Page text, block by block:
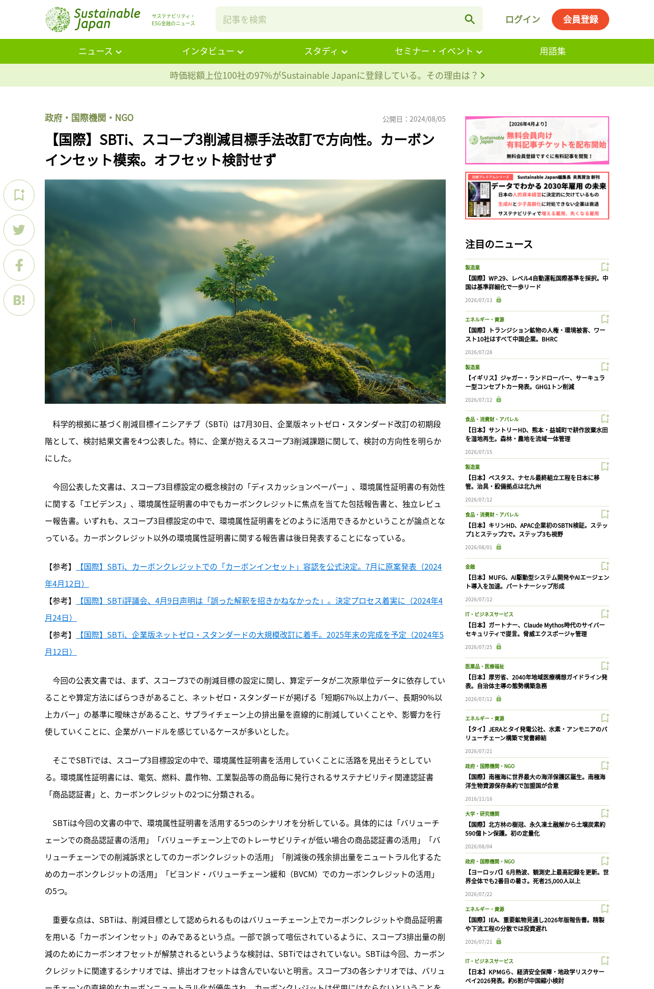
サステナビリティ・
ESG金融のニュース
ログイン 会員登録
ニュース インタビュー スタディ セミナー・イベント
用語集
時価総額上位100社の97%がSustainable Japanに登録している。その理由は？
政府・国際機関・NGO 公開日：2024/08/05
【国際】SBTi、スコープ3削減目標手法改訂で方向性。カーボン
インセット模索。オフセット検討せず
科学的根拠に基づく削減目標イニシアチブ（SBTi）は7月30日、企業版ネットゼロ・スタンダード改訂の初期段
階として、検討結果文書を4つ公表した。特に、企業が抱えるスコープ3削減課題に関して、検討の方向性を明らか
にした。
今回公表した文書は、 スコープ3目標設定の概念検討の「ディスカッションペーパー」、環境属性証明書の有効性
に関する「エビデンス」、環境属性証明書の中でもカーボンクレジットに焦点を当てた包括報告書と、独立レビュ
ー報告書。いずれも、スコープ3目標設定の中で、環境属性証明書をどのように活用できるかということが論点とな
っている。カーボンクレジット以外の環境属性証明書に関する報告書は後日発表することになっている。
【参考】
【国際】SBTi、カーボンクレジットでの「カーボンインセット」容認を公式決定。7月に原案発表（2024
年4月12日）
【参考】
【国際】SBTi評議会、4月9日声明は「誤った解釈を招きかねなかった」。決定プロセス着実に（2024年4
月24日）
【参考】
【国際】SBTi、企業版ネットゼロ・スタンダードの大規模改訂に着手。2025年末の完成を予定（2024年5
月12日）
今回の公表文書では、まず、スコープ3での削減目標の設定に関し、算定データが二次原単位データに依存してい
ることや算定方法にばらつきがあること、ネットゼロ・スタンダードが掲げる「短期67%以上カバー、長期90%以
上カバー」の基準に曖昧さがあること、サプライチェーン上の排出量を直線的に削減していくことや、影響力を行
使していくことに、企業がハードルを感じているケースが多いとした。
そこでSBTiでは、スコープ3目標設定の中で、環境属性証明書を活用していくことに活路を見出そうとしてい
る。環境属性証明書には、電気、燃料、農作物、工業製品等の商品毎に発行されるサステナビリティ関連認証書
「商品認証書」と、カーボンクレジットの2つに分類される。
SBTiは今回の文書の中で、環境属性証明書を活用する5つのシナリオを分析している。具体的には「バリューチ
ェーンでの商品認証書の活用」「バリューチェーン上でのトレーサビリティが低い場合の商品認証書の活用」「バ
リューチェーンでの削減訴求としてのカーボンクレジットの活用」「削減後の残余排出量をニュートラル化するた
めのカーボンクレジットの活用」「ビヨンド・バリューチェーン緩和（BVCM）でのカーボンクレジットの活用」
の5つ。
重要な点は、SBTiは、削減目標として認められるものはバリューチェーン上でカーボンクレジットや商品証明書
を用いる「カーボンインセット」のみであるという点。一部で誤って喧伝されているように、スコープ3排出量の削
減のためにカーボンオフセットが解禁されるというような検討は、SBTiではされていない。SBTiは今回、カーボン
クレジットに関連するシナリオでは、排出オフセットは含んでいないと明言。スコープ3の各シナリオでは、バリュ
注目のニュース
製造業
【国際】WP.29、レベル4自動運転国際基準を採択。中
国は基準詳細化で一歩リード
2026/07/13
エネルギー・資源
【国際】トランジション鉱物の人権・環境被害、ワー
スト10社はすべて中国企業。BHRC
2026/07/28
製造業
【イギリス】ジャガー・ランドローバー、サーキュラ
ー型コンセプトカー発表。GHG1トン削減
2026/07/12
食品・消費財・アパレル
【日本】サントリーHD、熊本・益城町で耕作放棄水田
を湿地再生。森林・農地を流域一体管理
2026/07/15
製造業
【日本】ベスタス、ナセル最終組立工程を日本に移
管。治具・設備拠点は北九州
2026/07/12
食品・消費財・アパレル
【日本】キリンHD、APAC企業初のSBTN検証。ステッ
プ1とステップ2で。ステップ3も視野
2026/08/01
金融
【日本】MUFG、AI駆動型システム開発やAIエージェン
ト導入を加速。パートナーシップ形成
2026/07/12
IT・ビジネスサービス
【日本】ガートナー、Claude Mythos時代のサイバー
セキュリティで提言。脅威エクスポージャ管理
2026/07/25
医薬品・医療福祉
【日本】厚労省、2040年地域医療構想ガイドライン発
表。自治体主導の態勢構築急務
2026/07/12
エネルギー・資源
【タイ】JERAとタイ発電公社、水素・アンモニアのバ
リューチェーン構築で覚書締結
2026/07/21
政府・国際機関・NGO
【国際】南極海に世界最大の海洋保護区誕生。南極海
洋生物資源保存条約で加盟国が合意
2016/11/16
大学・研究機関
【国際】北方林の樹冠、永久凍土融解から土壌炭素約
590億トン保護。初の定量化
2026/08/04
政府・国際機関・NGO
【ヨーロッパ】6月熱波、観測史上最高記録を更新。世
界全体でも2番目の暑さ。死者25,000人以上
2026/07/22
エネルギー・資源
【国際】IEA、重要鉱物見通し2026年版報告書。精製
や下流工程の分散では投資遅れ
2026/07/21
IT・ビジネスサービス
【日本】KPMGら、経済安全保障・地政学リスクサー
ベイ2026発表。約6割が中国縮小検討